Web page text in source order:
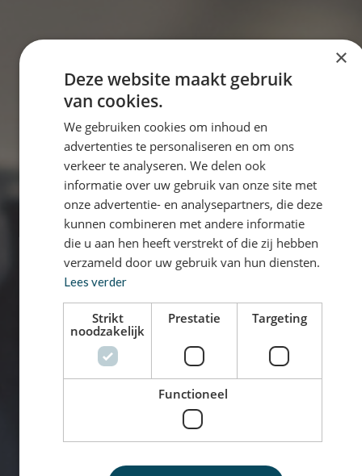
×
Deze website maakt gebruik
van cookies.
We gebruiken cookies om inhoud en
advertenties te personaliseren en om ons
verkeer te analyseren. We delen ook
informatie over uw gebruik van onze site met
onze advertentie- en analysepartners, die deze
kunnen combineren met andere informatie
die u aan hen heeft verstrekt of die zij hebben
verzameld door uw gebruik van hun diensten.
Lees verder
Strikt
noodzakelijk
Prestatie Targeting
Functioneel